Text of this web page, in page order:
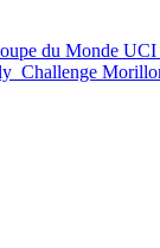
du Monde